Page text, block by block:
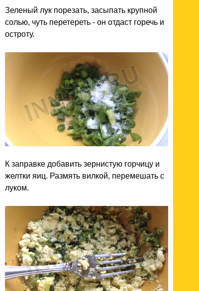
Зеленый лук порезать, засыпать крупной
солью, чуть перетереть - он отдаст горечь и
остроту.
К заправке добавить зернистую горчицу и
желтки яиц. Размять вилкой, перемешать с
луком.